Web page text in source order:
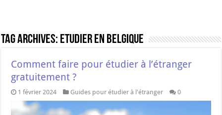
Tag Archives: Etudier en Belgique
Comment faire pour étudier à l’étranger
gratuitement ?
1 février 2024 Guides pour étudier à l'étranger 0